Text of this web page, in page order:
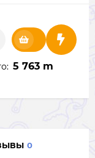
5 763 m
0